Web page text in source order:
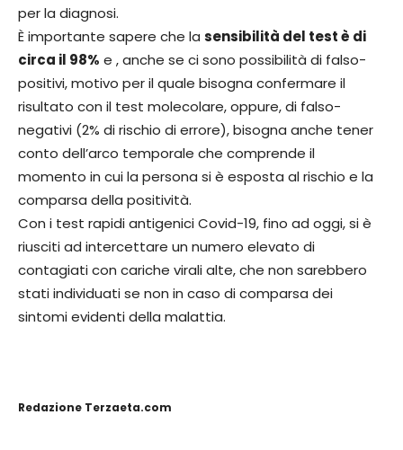
per la diagnosi.
È importante sapere che la sensibilità del test è di
circa il 98% e , anche se ci sono possibilità di falso-
positivi, motivo per il quale bisogna confermare il
risultato con il test molecolare, oppure, di falso-
negativi (2% di rischio di errore), bisogna anche tener
conto dell’arco temporale che comprende il
momento in cui la persona si è esposta al rischio e la
comparsa della positività.
Con i test rapidi antigenici Covid-19, fino ad oggi, si è
riusciti ad intercettare un numero elevato di
contagiati con cariche virali alte, che non sarebbero
stati individuati se non in caso di comparsa dei
sintomi evidenti della malattia.
Redazione Terzaeta.com